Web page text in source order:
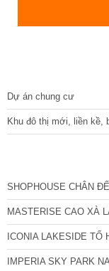
Dự án chung cư
Khu đô thị mới, liền kề,
SHOPHOUSE CHÂN
MASTERISE CAO XÀ
ICONIA LAKESIDE TỐ
IMPERIA SKY PARK